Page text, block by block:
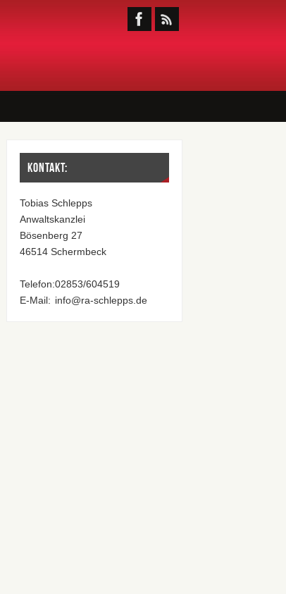
Kontakt:
Tobias Schlepps
Anwaltskanzlei
Bösenberg 27
46514 Schermbeck
Telefon:02853/604519
E-Mail: info@ra-schlepps.de